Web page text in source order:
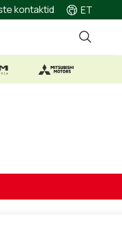
kontaktid ET